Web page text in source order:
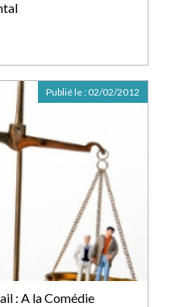
: A la Comédie
Publié le : 02/02/2012